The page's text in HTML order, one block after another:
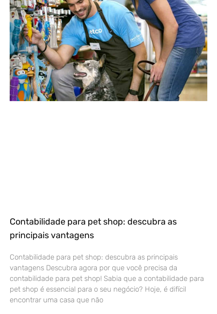
Contabilidade para pet shop: descubra as
principais vantagens
Contabilidade para pet shop: descubra as principais
vantagens Descubra agora por que você precisa da
contabilidade para pet shop! Sabia que a contabilidade para
pet shop é essencial para o seu negócio? Hoje, é difícil
encontrar uma casa que não